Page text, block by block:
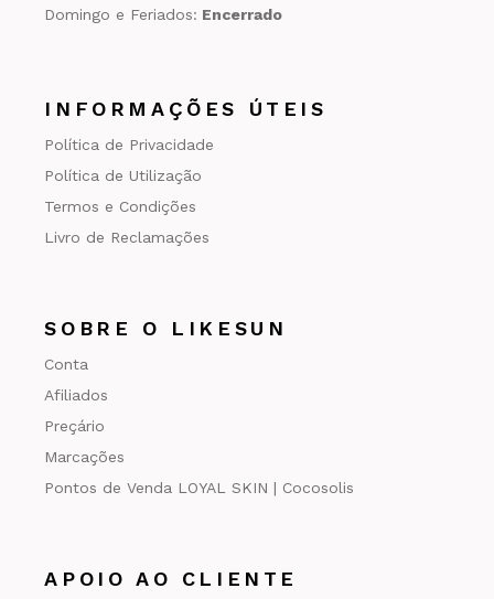
Domingo e Feriados: Encerrado
INFORMAÇÕES ÚTEIS
Política de Privacidade
Política de Utilização
Termos e Condições
Livro de Reclamações
SOBRE O LIKESUN
Conta
Afiliados
Preçário
Marcações
Pontos de Venda LOYAL SKIN | Cocosolis
APOIO AO CLIENTE